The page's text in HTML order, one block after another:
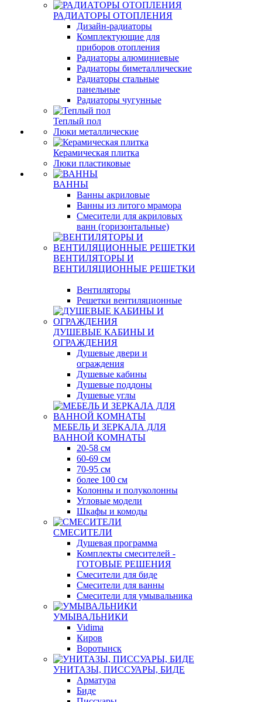
РАДИАТОРЫ ОТОПЛЕНИЯ
Дизайн-радиаторы
Комплектующие для
приборов отопления
Радиаторы алюминиевые
Радиаторы биметаллические
Радиаторы стальные
панельные
Радиаторы чугунные
Теплый пол
Люки металлические
Керамическая плитка
Люки пластиковые
ВАННЫ
Ванны акриловые
Ванны из литого мрамора
Смесители для акриловых
ванн (горизонтальные)
ВЕНТИЛЯТОРЫ И
ВЕНТИЛЯЦИОННЫЕ РЕШЕТКИ
Вентиляторы
Решетки вентиляционные
ДУШЕВЫЕ КАБИНЫ И
ОГРАЖДЕНИЯ
Душевые двери и
ограждения
Душевые кабины
Душевые поддоны
Душевые углы
МЕБЕЛЬ И ЗЕРКАЛА ДЛЯ
ВАННОЙ КОМНАТЫ
20-58 см
60-69 см
70-95 см
более 100 см
Колонны и полуколонны
Угловые модели
Шкафы и комоды
СМЕСИТЕЛИ
Душевая программа
Комплекты смесителей -
ГОТОВЫЕ РЕШЕНИЯ
Смесители для биде
Смесители для ванны
Смесители для умывальника
УМЫВАЛЬНИКИ
Vidima
Киров
Воротынск
УНИТАЗЫ, ПИССУАРЫ, БИДЕ
Арматура
Биде